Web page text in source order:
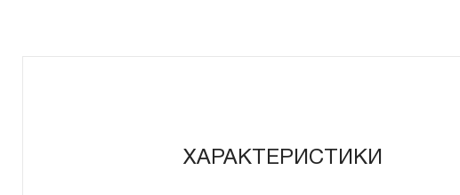
ХАРАКТЕРИСТИКИ